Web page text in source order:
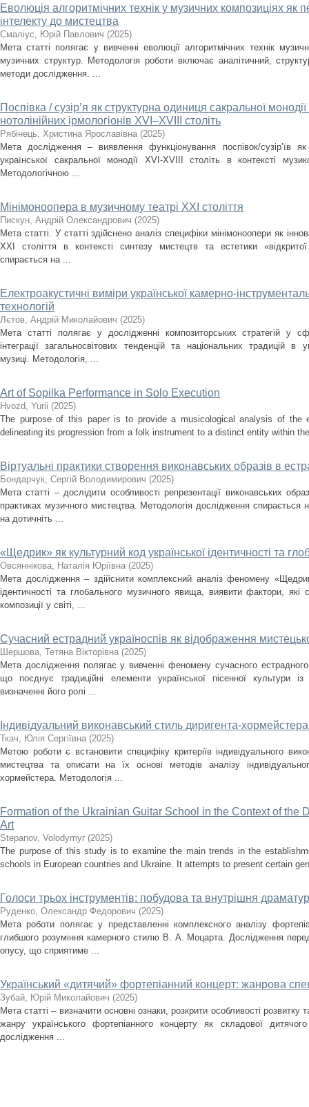
Еволюція алгоритмічних технік у музичних композиціях як
інтелекту до мистецтва
Смаліус, Юрій Павлович (2025)
Мета статті полягає у вивченні еволюції алгоритмічних технік
музичних структур. Методологія роботи включає аналітичний,
методи дослідження. ...
Поспівка / сузір’я як структурна одиниця сакральної
нотолінійних ірмологіонів XVI–XVIII століть
Рябінець, Христина Ярославівна (2025)
Мета дослідження – виявлення функціонування поспівок/сузір’їв
української сакральної монодії XVI-XVIII cтоліть в контексті
Методологічною ...
Мінімоноопера в музичному театрі ХХІ століття
Пискун, Андрій Олександрович (2025)
Мета статті. У статті здійснено аналіз специфіки мінімоноопери як
ХХІ століття в контексті синтезу мистецтв та естетики
спирається на ...
Електроакустичні виміри української камерно-
технологій
Лєтов, Андрій Миколайович (2025)
Мета статті полягає у дослідженні композиторських стратегій у
інтеграції загальносвітових тенденцій та національних традицій в
музиці. Методологія, ...
Art of Sopilka Performance in Solo Execution
Нvozd, Yurii (2025)
The purpose of this paper is to provide a musicological analysis of the
delineating its progression from a folk instrument to a distinct entity within
Віртуальні практики створення виконавських образів в
Бондарчук, Сергій Володимирович (2025)
Мета статті – дослідити особливості репрезентації виконавських
практиках музичного мистецтва. Методологія дослідження спирається
на дотичніть ...
«Щедрик» як культурний код української ідентичності та
Овсяннікова, Наталія Юріївна (2025)
Мета дослідження – здійснити комплексний аналіз феномену
ідентичності та глобального музичного явища, виявити фактори,
композиції у світі, ...
Сучасний естрадний україноспів як відображення
Шершова, Тетяна Вікторівна (2025)
Мета дослідження полягає у вивченні феномену сучасного
що поєднує традиційні елементи української пісенної культури
визначенні його ролі ...
Індивідуальний виконавський стиль диригента-
Ткач, Юлія Сергіївна (2025)
Метою роботи є встановити специфіку критеріїв індивідуального
мистецтва та описати на їх основі методів аналізу
хормейстера. Методологія ...
Formation of the Ukrainian Guitar School in the Context of the
Art
Stepanov, Volodymyr (2025)
The purpose of this study is to examine the main trends in the
schools in European countries and Ukraine. It attempts to present certain
Голоси трьох інструментів: побудова та внутрішня
Руденко, Олександр Федорович (2025)
Мета роботи полягає у представленні комплексного аналізу
глибшого розуміння камерного стилю В. А. Моцарта. Дослідження
опусу, що сприятиме ...
Український «дитячий» фортепіанний концерт: жанрова
Зубай, Юрій Миколайович (2025)
Мета статті – визначити основні ознаки, розкрити особливості
жанру українського фортепіанного концерту як складової
дослідження ...